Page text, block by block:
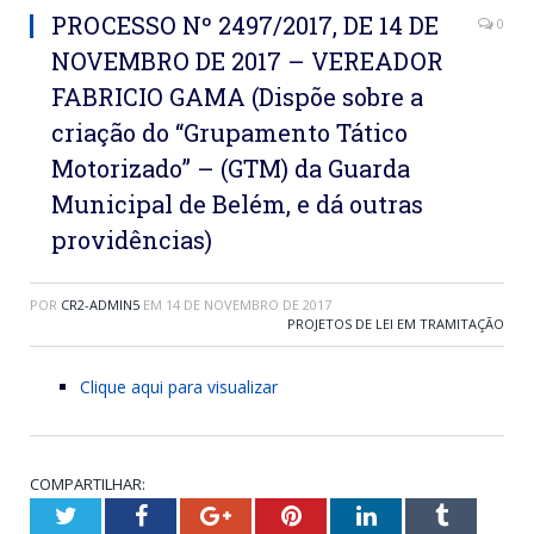
PROCESSO Nº 2497/2017, DE 14 DE
NOVEMBRO DE 2017 – VEREADOR
FABRICIO GAMA (Dispõe sobre a
criação do “Grupamento Tático
Motorizado” – (GTM) da Guarda
Municipal de Belém, e dá outras
providências)
0
POR CR2-ADMIN5 EM 14 DE NOVEMBRO DE 2017
PROJETOS DE LEI EM TRAMITAÇÃO
Clique aqui para visualizar
COMPARTILHAR:
TwitterFacebookGoogle+PinterestLinkedInTumblr